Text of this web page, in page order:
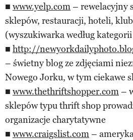
■ www.yelp.com– rewelacyjny
sklepów, restauracji, hoteli,
(wyszukiwarka według
■ http://
– świetny blog ze zdjęciami
Nowego Jorku, w tym ciekawe
■ www.thethriftshopper.com–
sklepów typu thrift shop
organizacje charytatywne
■ www.craigslist.com–